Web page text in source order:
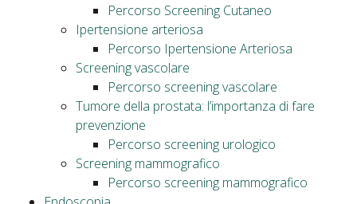
Percorso Screening Cutaneo
Ipertensione arteriosa
Percorso Ipertensione Arteriosa
Screening vascolare
Percorso screening vascolare
Tumore della prostata: l’importanza di fare
prevenzione
Percorso screening urologico
Screening mammografico
Percorso screening mammografico